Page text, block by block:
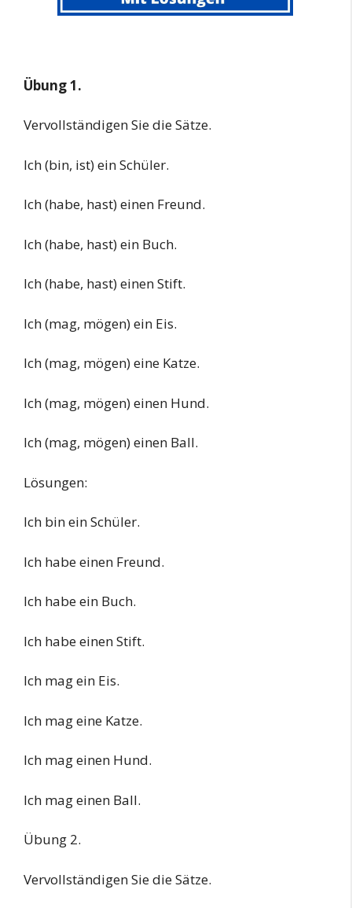
Übung 1.
Vervollständigen Sie die Sätze.
Ich (bin, ist) ein Schüler.
Ich (habe, hast) einen Freund.
Ich (habe, hast) ein Buch.
Ich (habe, hast) einen Stift.
Ich (mag, mögen) ein Eis.
Ich (mag, mögen) eine Katze.
Ich (mag, mögen) einen Hund.
Ich (mag, mögen) einen Ball.
Lösungen:
Ich bin ein Schüler.
Ich habe einen Freund.
Ich habe ein Buch.
Ich habe einen Stift.
Ich mag ein Eis.
Ich mag eine Katze.
Ich mag einen Hund.
Ich mag einen Ball.
Übung 2.
Vervollständigen Sie die Sätze.